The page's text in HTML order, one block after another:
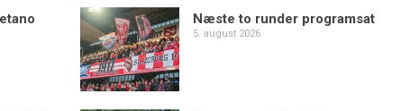
Næste to runder programsat
5. august 2026